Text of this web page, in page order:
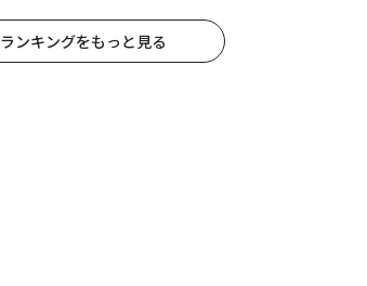
ランキングをもっと見る